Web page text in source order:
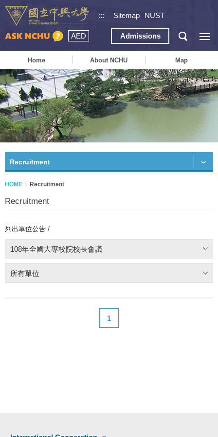
::: Sitemap NUST
AED Admissions
Home About NCHU Map
Recruitment
HOME Recruitment
Recruitment
列出單位公告 /
108年全國大專校院校長會議
所有單位
1